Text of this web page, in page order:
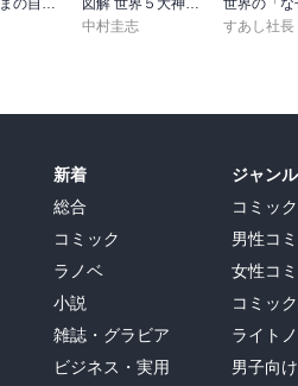
「そのままの自分」を生きてみる 精神科医が教える自分を責めない気持ちの整理術 (特装版)
図解 世界５大神話入門
中村圭志
すあし社長
新着
総合
コミック
ラノベ
小説
雑誌・グラビア
ビジネス・実用
ジャンル
コミック
男性コ
女性コ
コミッ
ライト
男子向